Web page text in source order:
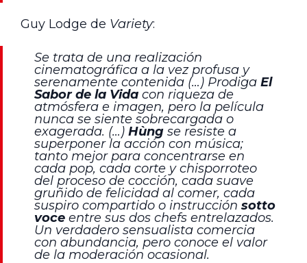
Guy Lodge de Variety:
Se trata de una realización
cinematográfica a la vez profusa y
serenamente contenida (…) Prodiga El
Sabor de la Vida con riqueza de
atmósfera e imagen, pero la película
nunca se siente sobrecargada o
exagerada. (…) Hùng se resiste a
superponer la acción con música;
tanto mejor para concentrarse en
cada pop, cada corte y chisporroteo
del proceso de cocción, cada suave
gruñido de felicidad al comer, cada
suspiro compartido o instrucción sotto
voce entre sus dos chefs entrelazados.
Un verdadero sensualista comercia
con abundancia, pero conoce el valor
de la moderación ocasional.